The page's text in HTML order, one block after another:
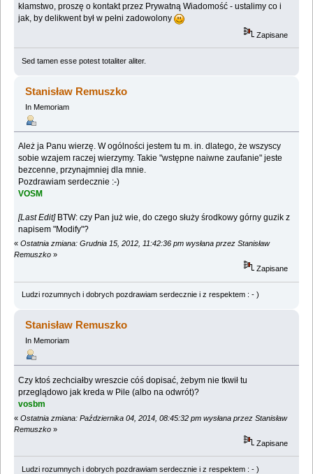
kłamstwo, proszę o kontakt przez Prywatną Wiadomość - ustalimy co i
jak, by delikwent był w pełni zadowolony
Zapisane
Sed tamen esse potest totaliter aliter.
Stanisław Remuszko
In Memoriam
Ależ ja Panu wierzę. W ogólności jestem tu m. in. dlatego, że wszyscy
sobie wzajem raczej wierzymy. Takie "wstępne naiwne zaufanie" jeste
bezcenne, przynajmniej dla mnie.
Pozdrawiam serdecznie :-)
VOSM
[Last Edit]BTW: czy Pan już wie, do czego służy środkowy górny guzik z
napisem "Modify"?
« Ostatnia zmiana: Grudnia 15, 2012, 11:42:36 pm wysłana przez Stanisław
Remuszko »
Zapisane
Ludzi rozumnych i dobrych pozdrawiam serdecznie i z respektem : - )
Stanisław Remuszko
In Memoriam
Czy ktoś zechciałby wreszcie cóś dopisać, żebym nie tkwił tu
przeglądowo jak kreda w Pile (albo na odwrót)?
vosbm
« Ostatnia zmiana: Października 04, 2014, 08:45:32 pm wysłana przez Stanisław
Remuszko »
Zapisane
Ludzi rozumnych i dobrych pozdrawiam serdecznie i z respektem : - )